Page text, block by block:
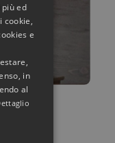
più ed
cookie,
e
in
al